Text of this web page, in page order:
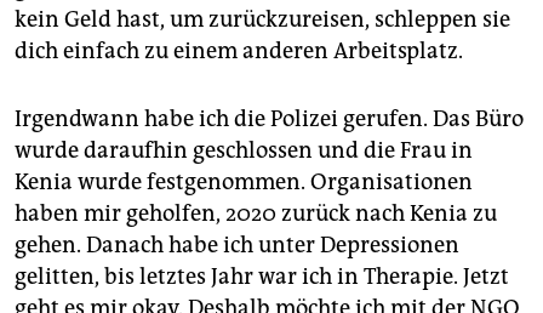
kein Geld hast, um zurückzureisen, schleppen sie
dich einfach zu einem anderen Arbeitsplatz.
Irgendwann habe ich die Polizei gerufen. Das Büro
wurde daraufhin geschlossen und die Frau in
Kenia wurde festgenommen. Organisationen
haben mir geholfen, 2020 zurück nach Kenia zu
gehen. Danach habe ich unter Depressionen
gelitten, bis letztes Jahr war ich in Therapie. Jetzt